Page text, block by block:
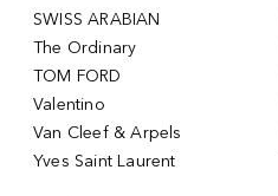
SWISS ARABIAN
The Ordinary
TOM FORD
Valentino
Van Cleef & Arpels
Yves Saint Laurent